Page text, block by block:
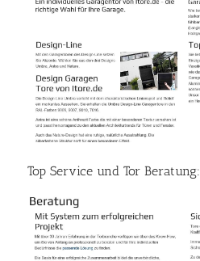
Top Service und Tor Beratung: